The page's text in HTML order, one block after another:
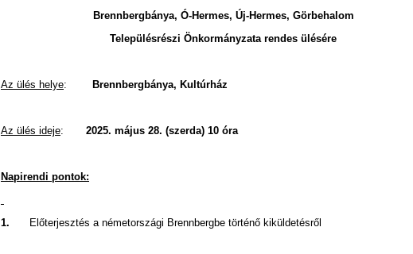
Brennbergbánya, Ó-Hermes, Új-Hermes, Görbehalom
Településrészi Önkormányzata rendes ülésére
Az ülés helye: Brennbergbánya, Kultúrház
Az ülés ideje: 2025. május 28. (szerda) 10 óra
Napirendi pontok:
1. Előterjesztés a németországi Brennbergbe történő kiküldetésről